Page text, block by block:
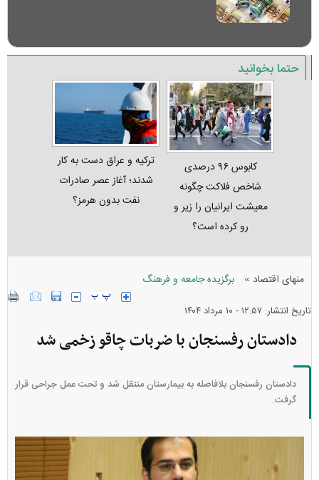
حتما بخوانید
کابوس ۹۶ درصدی
شاخص فلاکت چگونه
معیشت ایرانیان را زیر و
رو کرده است؟
ترکیه و عراق دست به کار
شدند؛ آغاز عصر صادرات
نفت بدون هرمز؟
منهای اقتصاد » برگزیده جامعه و فرهنگ
تاریخ انتشار: ۱۲:۵۷ - ۱۰ مرداد ۱۴۰۴
دادستان رفسنجان با ضربات چاقو زخمی شد
دادستان رفسنجان بلافاصله به بیمارستان منتقل شد و تحت عمل جراحی قرار
گرفت.